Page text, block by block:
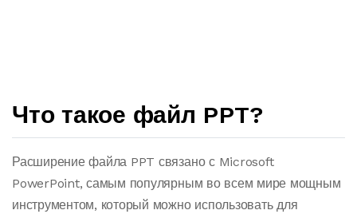
Что такое файл PPT?
Расширение файла PPT связано с Microsoft
PowerPoint, самым популярным во всем мире мощным
инструментом, который можно использовать для